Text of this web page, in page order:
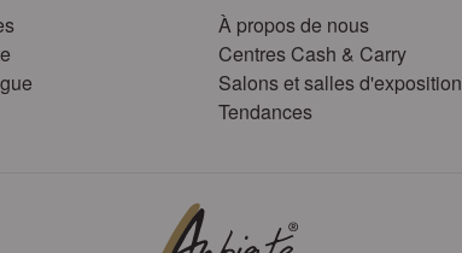
À propos de nous
Centres Cash & Carry
Salons et salles d'exposition
Tendances